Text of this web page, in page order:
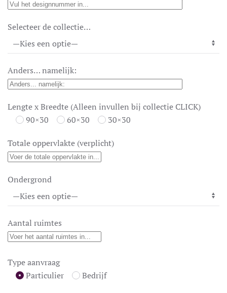
Selecteer de collectie…
Anders… namelijk:
Lengte x Breedte (Alleen invullen bij collectie CLICK)
90×30
60×30 30×30
Totale oppervlakte (verplicht)
Ondergrond
Aantal ruimtes
Type aanvraag
Particulier
Bedrijf